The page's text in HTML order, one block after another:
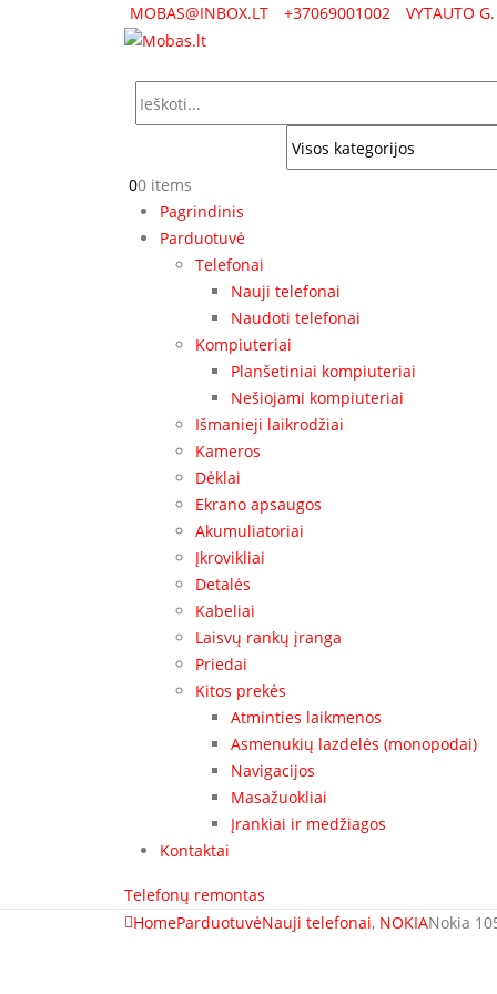
MOBAS@INBOX.LT +37069001002 VYTAUTO
00 items
Pagrindinis
Parduotuvė
Telefonai
Nauji telefonai
Naudoti telefonai
Kompiuteriai
Planšetiniai kompiuteriai
Nešiojami kompiuteriai
Išmanieji laikrodžiai
Kameros
Dėklai
Ekrano apsaugos
Akumuliatoriai
Įkrovikliai
Detalės
Kabeliai
Laisvų rankų įranga
Priedai
Kitos prekės
Atminties laikmenos
Asmenukių lazdelės (monopodai)
Navigacijos
Masažuokliai
Įrankiai ir medžiagos
Kontaktai
Telefonų remontas
HomeParduotuvėNauji telefonai, NOKIANokia